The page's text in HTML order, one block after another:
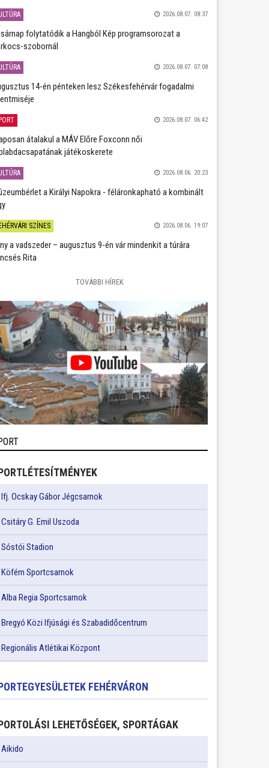
2026.08.07. 08:37
folytatódik a Hangból Kép programsorozat a
szobornál
2026.08.07. 07:08
14-én pénteken lesz Székesfehérvár fogadalmi
2026.08.07. 06:42
átalakul a MÁV Előre Foxconn női
játékoskerete
2026.08.06. 20:23
a Királyi Napokra - féláronkapható a kombinált
SZÍNES 2026.08.06. 19:07
a vadszeder – augusztus 9-én vár mindenkit a túrára
Rita
TOVÁBBI HÍREK
Ifj. Ocskay Gábor Jégcsarnok
Csitáry G. Emil Uszoda
Sóstói Stadion
Köfém Sportcsarnok
Alba Regia Sportcsarnok
Bregyó Közi Ifjúsági és Szabadidőcentrum
Regionális Atlétikai Központ
FEHÉRVÁRON
LEHETŐSÉGEK, SPORTÁGAK
Aikido